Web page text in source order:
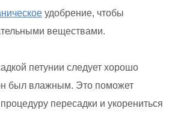
удобрение, чтобы
веществами.
петунии следует хорошо
был влажным. Это поможет
пересадки и укорениться